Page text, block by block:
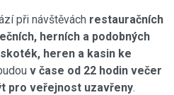
při návštěvách restauračních
herních a podobných
heren a kasin ke
v čase od 22 hodin večer
pro veřejnost uzavřeny.